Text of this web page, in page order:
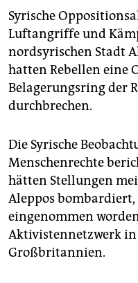
Syrische
Luftangriffe und
nordsyrischen Stadt
hatten Rebellen eine
Belagerungsring der
durchbrechen.
Die Syrische
Menschenrechte
hätten Stellungen
Aleppos bombardiert,
eingenommen
Aktivistennetzwerk
Großbritannien.